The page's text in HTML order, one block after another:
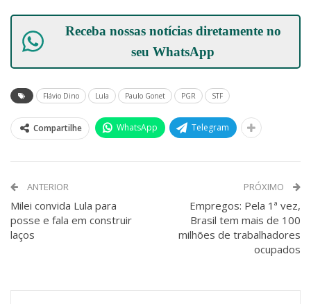
Receba nossas notícias diretamente no
seuWhatsApp
Flávio Dino Lula Paulo Gonet PGR STF
Compartilhe WhatsApp Telegram
ANTERIOR
Milei convida Lula para
posse e fala em construir
laços
PRÓXIMO
Empregos: Pela 1ª vez,
Brasil tem mais de 100
milhões de trabalhadores
ocupados